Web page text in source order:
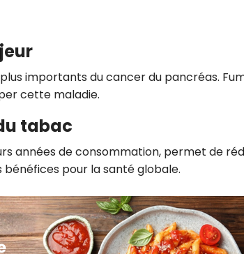
importants du cancer du pancréas.
cette maladie.
tabac
années de consommation, permet de
pour la santé globale.